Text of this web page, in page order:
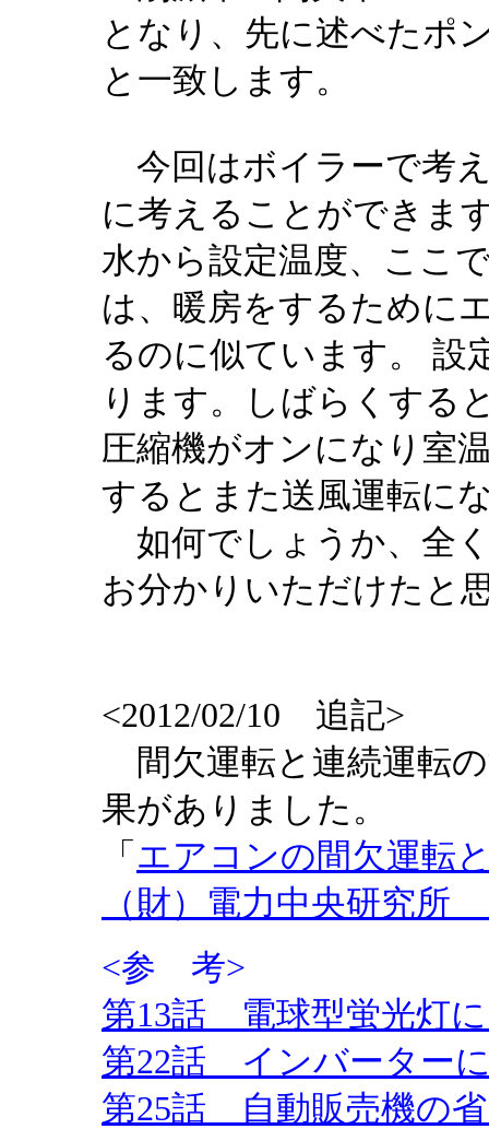
となり、先に述べたポ
と一致します。
今回はボイラーで考
に考えることができま
水から設定温度、ここ
は、暖房をするために
るのに似ています。 設
ります。しばらくする
圧縮機がオンになり室
するとまた送風運転に
如何でしょうか、全
お分かりいただけたと
<2012/02/10 追記>
間欠運転と連続運転
果がありました。
「 エアコンの間欠運転
（財）電力中央研究
<参 考>
第13話 電球型蛍光灯
第22話 インバーター
第25話 自動販売機の